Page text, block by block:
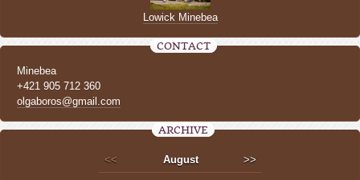
Lowick Minebea
CONTACT
Minebea
+421 905 712 360
olgaboros@gmail.com
ARCHIVE
<< August >>